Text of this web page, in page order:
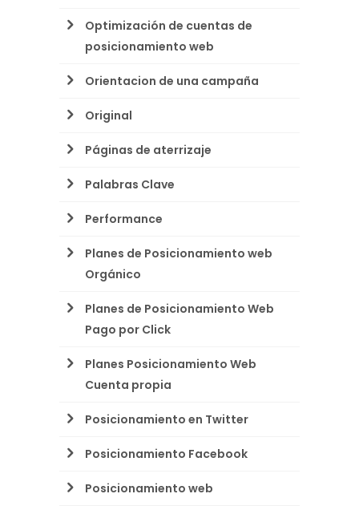
Optimización de cuentas de
posicionamiento web
Orientacion de una campaña
Original
Páginas de aterrizaje
Palabras Clave
Performance
Planes de Posicionamiento web
Orgánico
Planes de Posicionamiento Web
Pago por Click
Planes Posicionamiento Web
Cuenta propia
Posicionamiento en Twitter
Posicionamiento Facebook
Posicionamiento web